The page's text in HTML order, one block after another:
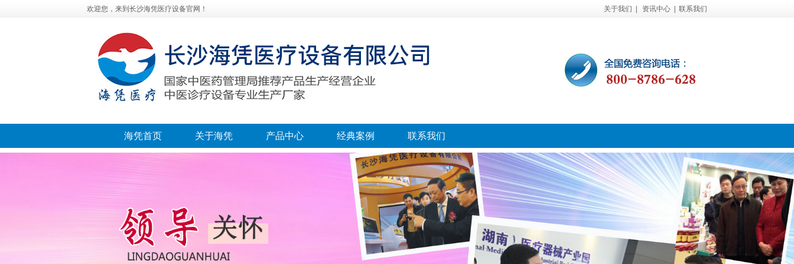
欢迎您，来到长沙海凭医疗设备官网！ 关于我们 资讯中心 联系我们
海凭首页 关于海凭 产品中心 经典案例 联系我们